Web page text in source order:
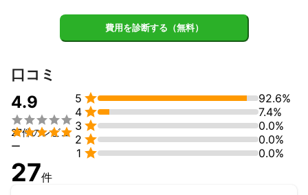
1.上場企業の税務・監査経験を通じた高い専門性
大手監査法人・大手税理士法人における実務経験やノウハウを
ます。
2.徹底したコミュニケーション
ビジネスの課題や問題点を洗い出すためには、徹底したコミュ
ニケーションが重要だと考えています。そのため、弊事務所で
は、オンライン、オフライン問わず、必要なコミュニケーション
を適時に行うことができる体制を整えています。定期的な訪問や
Webミーティング等のIT活用をしたご相談にも幅広く対応いたし
費用を診断する（無料）
口コミ
4.9


27件のレビュ
ー
5 
92.6%
4 
7.4%
3 
0.0%
2 
0.0%
1  0.0%
27件